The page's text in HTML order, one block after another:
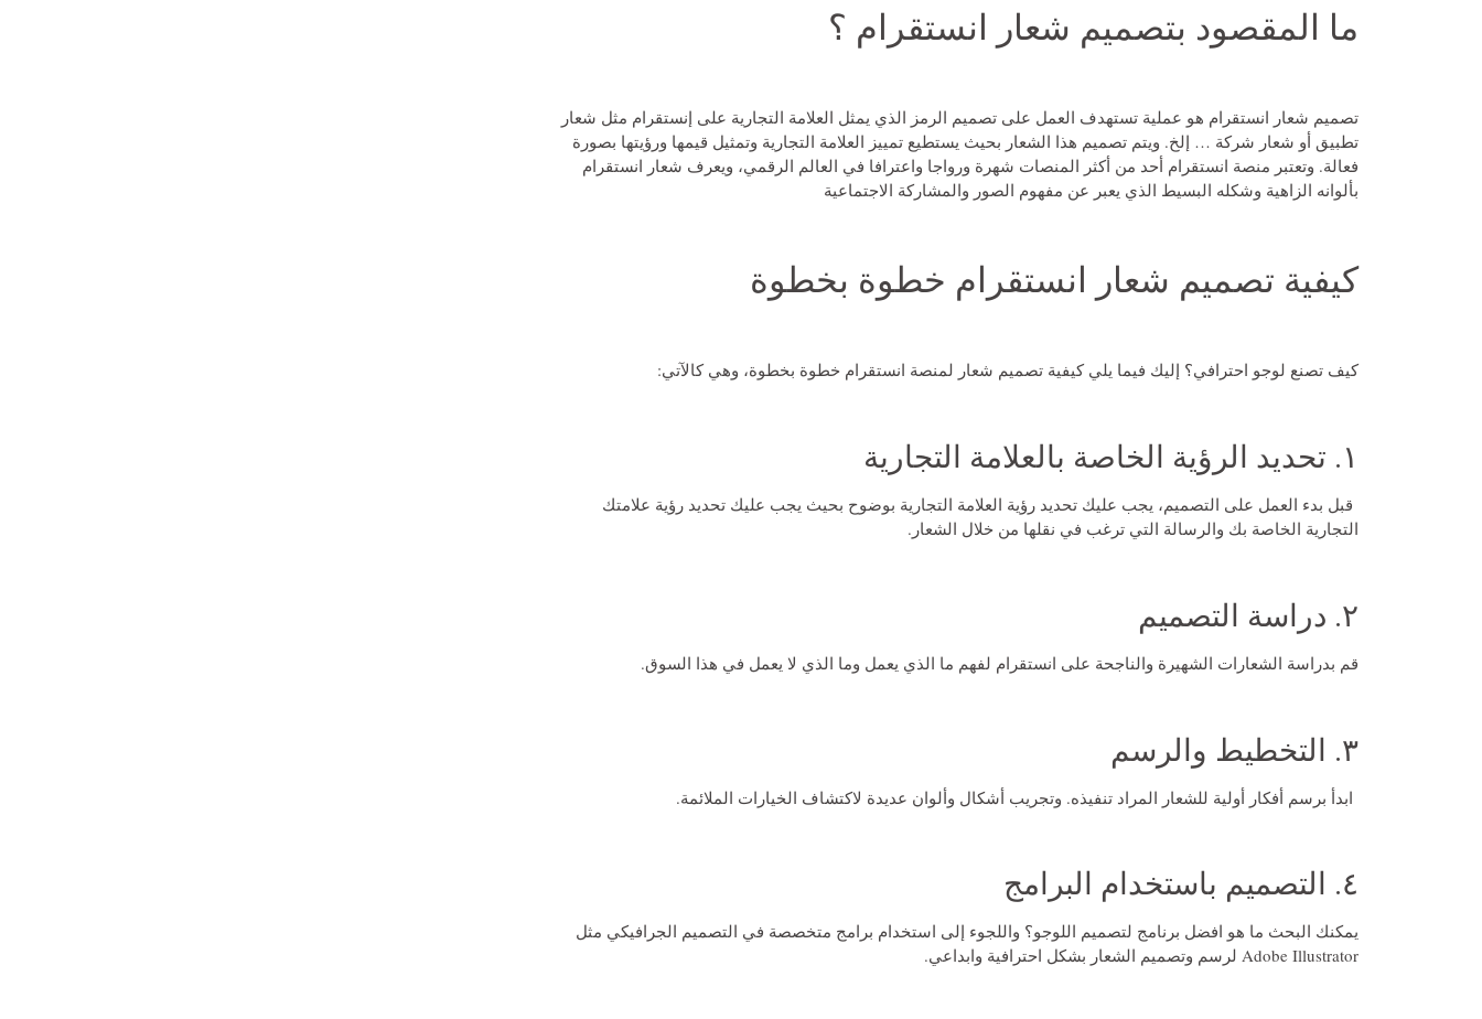
ما المقصود بتصميم شعار انستقرام ؟
تصميم شعار انستقرام هو عملية تستهدف العمل على تصميم الرمز الذي يمثل العلامة التجارية على إنستقرام مثل شعار
تطبيق أو شعار شركة … إلخ. ويتم تصميم هذا الشعار بحيث يستطيع تمييز العلامة التجارية وتمثيل قيمها ورؤيتها بصورة
فعالة. وتعتبر منصة انستقرام أحد من أكثر المنصات شهرة ورواجا واعترافا في العالم الرقمي، ويعرف شعار انستقرام
بألوانه الزاهية وشكله البسيط الذي يعبر عن مفهوم الصور والمشاركة الاجتماعية
كيفية تصميم شعار انستقرام خطوة بخطوة
كيف تصنع لوجو احترافي؟ إليك فيما يلي كيفية تصميم شعار لمنصة انستقرام خطوة بخطوة، وهي كالآتي:
١. تحديد الرؤية الخاصة بالعلامة التجارية
قبل بدء العمل على التصميم، يجب عليك تحديد رؤية العلامة التجارية بوضوح بحيث يجب عليك تحديد رؤية علامتك
التجارية الخاصة بك والرسالة التي ترغب في نقلها من خلال الشعار.
٢. دراسة التصميم
قم بدراسة الشعارات الشهيرة والناجحة على انستقرام لفهم ما الذي يعمل وما الذي لا يعمل في هذا السوق.
٣. التخطيط والرسم
ابدأ برسم أفكار أولية للشعار المراد تنفيذه. وتجريب أشكال وألوان عديدة لاكتشاف الخيارات الملائمة.
٤. التصميم باستخدام البرامج
يمكنك البحث ما هو افضل برنامج لتصميم اللوجو؟ واللجوء إلى استخدام برامج متخصصة في التصميم الجرافيكي مثل
Adobe Illustrator لرسم وتصميم الشعار بشكل احترافية وابداعي.